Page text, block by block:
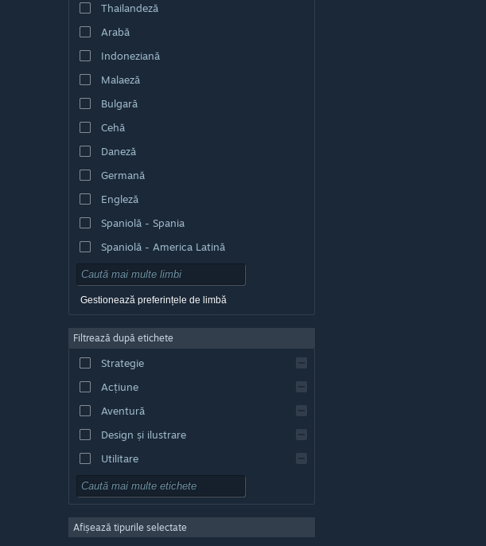
Thailandeză
Arabă
Indoneziană
Malaeză
Bulgară
Cehă
Daneză
Germană
Engleză
Spaniolă - Spania
Spaniolă - America Latină
Gestionează preferințele de limbă
Filtrează după etichete
Strategie
Acțiune
Aventură
Design și ilustrare
Utilitare
Gratuit
Număr masiv de jucători
Afișează tipurile selectate